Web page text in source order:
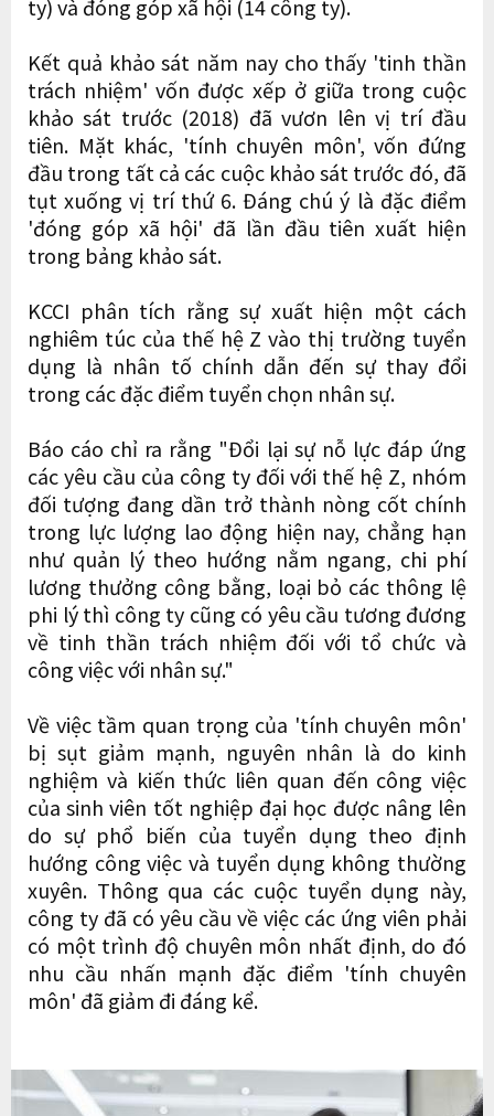
ty) và đóng góp xã hội (14 công ty).
Kết quả khảo sát năm nay cho thấy 'tinh thần
trách nhiệm' vốn được xếp ở giữa trong cuộc
khảo sát trước (2018) đã vươn lên vị trí đầu
tiên. Mặt khác, 'tính chuyên môn', vốn đứng
đầu trong tất cả các cuộc khảo sát trước đó, đã
tụt xuống vị trí thứ 6. Đáng chú ý là đặc điểm
'đóng góp xã hội' đã lần đầu tiên xuất hiện
trong bảng khảo sát.
KCCI phân tích rằng sự xuất hiện một cách
nghiêm túc của thế hệ Z vào thị trường tuyển
dụng là nhân tố chính dẫn đến sự thay đổi
trong các đặc điểm tuyển chọn nhân sự.
Báo cáo chỉ ra rằng "Đổi lại sự nỗ lực đáp ứng
các yêu cầu của công ty đối với thế hệ Z, nhóm
đối tượng đang dần trở thành nòng cốt chính
trong lực lượng lao động hiện nay, chẳng hạn
như quản lý theo hướng nằm ngang, chi phí
lương thưởng công bằng, loại bỏ các thông lệ
phi lý thì công ty cũng có yêu cầu tương đương
về tinh thần trách nhiệm đối với tổ chức và
công việc với nhân sự."
Về việc tầm quan trọng của 'tính chuyên môn'
bị sụt giảm mạnh, nguyên nhân là do kinh
nghiệm và kiến ​​thức liên quan đến công việc
của sinh viên tốt nghiệp đại học được nâng lên
do sự phổ biến của tuyển dụng theo định
hướng công việc và tuyển dụng không thường
xuyên. Thông qua các cuộc tuyển dụng này,
công ty đã có yêu cầu về việc các ứng viên phải
có một trình độ chuyên môn nhất định, do đó
nhu cầu nhấn mạnh đặc điểm 'tính chuyên
môn' đã giảm đi đáng kể.